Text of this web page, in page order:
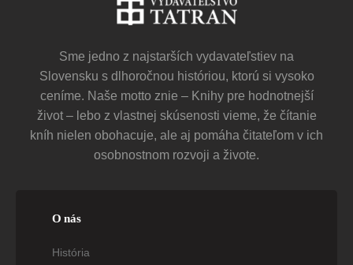
Sme jedno z najstarších vydavateľstiev na
Slovensku s dlhoročnou históriou, ktorú si vysoko
ceníme. Naše motto znie – Knihy pre hodnotnejší
život – lebo z vlastnej skúsenosti vieme, že čítanie
kníh nielen obohacuje, ale aj pomáha čitateľom v ich
osobnostnom rozvoji a živote.
O nás
História